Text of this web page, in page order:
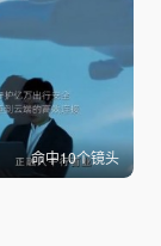
命中10个镜头